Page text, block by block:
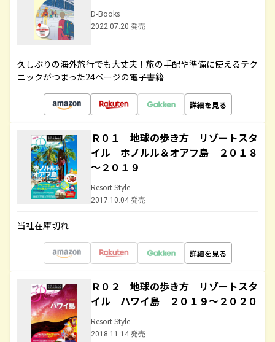
D-Books
2022.07.20 発売
久しぶりの海外旅行でも大丈夫！旅の手配や準備に使えるテク
ニックがつまった24ページの電子書籍
詳細を見る
Ｒ０１ 地球の歩き方 リゾートスタ
イル ホノルル＆オアフ島 ２０１８
～２０１９
Resort Style
2017.10.04 発売
当社在庫切れ
詳細を見る
Ｒ０２ 地球の歩き方 リゾートスタ
イル ハワイ島 ２０１９～２０２０
Resort Style
2018.11.14 発売